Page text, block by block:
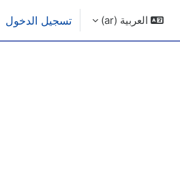
العربية ‎(ar)‎ تسجيل الدخول